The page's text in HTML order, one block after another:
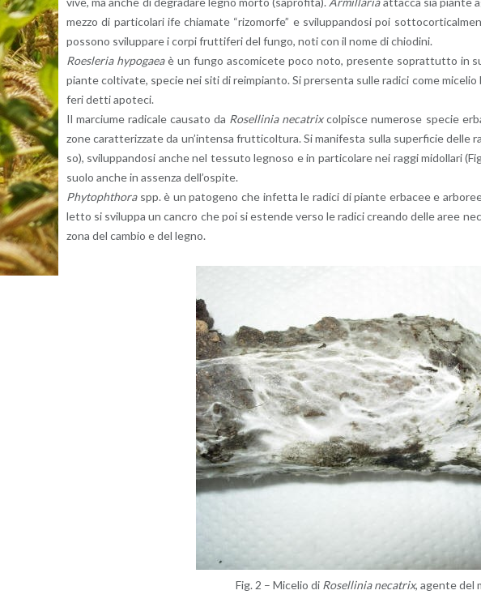
mezzo di par­ti­co­la­ri ife chia­ma­te “ri­zo­mor­fe” e svi­lup­pan­do­si poi
pos­so­no svi­lup­pa­re i corpi frut­ti­fe­ri del fungo, noti con il nome di chio­di­ni.
Roe­sle­ria hy­po­gaeaè un fungo asco­mi­ce­te poco noto, pre­sen­te so­prat­tut­to in
pian­te col­ti­va­te, spe­cie nei siti di reim­pian­to. Si prer­sen­ta sulle ra­di­ci come
fe­ri detti apo­te­ci.
Il mar­ciu­me ra­di­ca­le cau­sa­to da Ro­sel­li­nia ne­ca­trixcol­pi­sce nu­me­ro­se spe­cie
zone ca­rat­te­riz­za­te da un’in­ten­sa frut­ti­col­tu­ra. Si ma­ni­fe­sta sulla su­per­fi­cie delle
so), svi­lup­pan­do­si anche nel tes­su­to le­gno­so e in par­ti­co­la­re nei raggi mi­dol­la­ri
suolo anche in as­sen­za del­l’o­spi­te.
Phy­to­ph­tho­raspp. è un pa­to­ge­no che in­fet­ta le ra­di­ci di pian­te er­ba­cee e
let­to si svi­lup­pa un can­cro che poi si esten­de verso le ra­di­ci crean­do delle aree
zona del cam­bio e del legno.
Fig. 2 – Mi­ce­lio di Ro­sel­li­nia ne­ca­trix, agen­te del